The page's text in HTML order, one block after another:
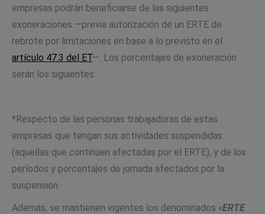
empresas podrán beneficiarse de las siguientes
exoneraciones —previa autorización de un ERTE de
rebrote por limitaciones en base a lo previsto en el
artículo 47.3 del ET—. Los porcentajes de exoneración
serán los siguientes:
*Respecto de las personas trabajadoras de estas
empresas que tengan sus actividades suspendidas
(aquellas que continúen afectadas por el ERTE), y de los
períodos y porcentajes de jornada afectados por la
suspensión.
Además, se mantienen vigentes los denominados «ERTE